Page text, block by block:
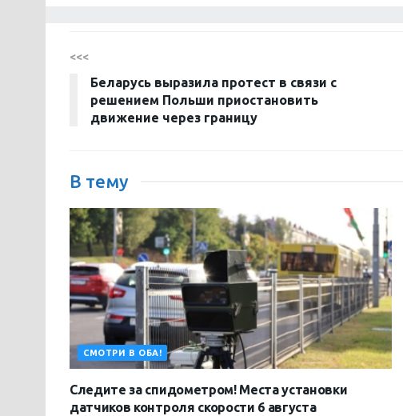
<<<
Беларусь выразила протест в связи с
решением Польши приостановить
движение через границу
В тему
СМОТРИ В ОБА!
Следите за спидометром! Места установки
датчиков контроля скорости 6 августа